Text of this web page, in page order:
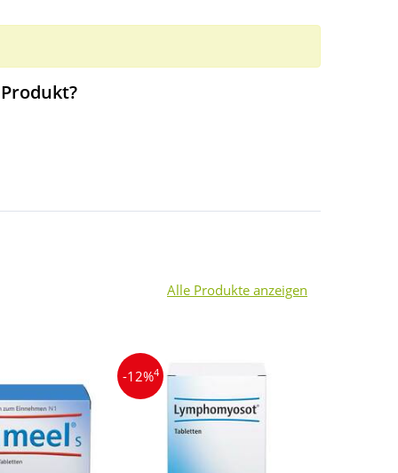
Alle Produkte anzeigen
-12%4